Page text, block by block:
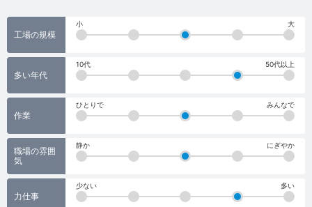
工場の規模
小 大
多い年代
10代 50代以上
作業
ひとりで みんなで
職場の雰囲
気
静か にぎやか
力仕事
少ない 多い